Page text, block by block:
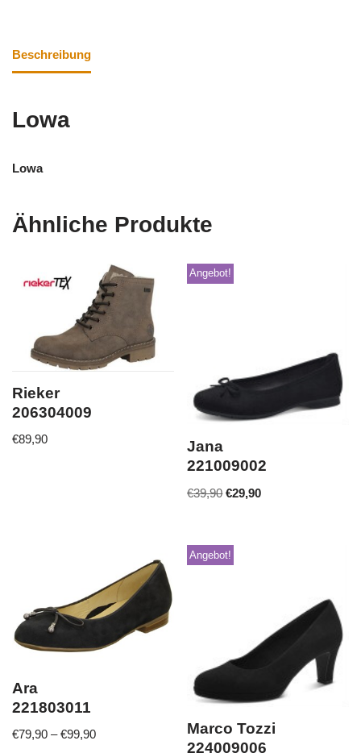
Beschreibung
Lowa
Lowa
Ähnliche Produkte
Rieker
206304009
€89,90
Angebot!
Jana
221009002
€39,90 €29,90
Ara
221803011
€79,90 –€99,90
Angebot!
Marco Tozzi
224009006